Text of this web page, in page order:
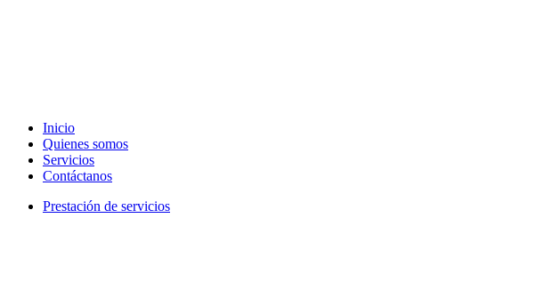
Inicio
Quienes somos
Servicios
Contáctanos
Prestación de servicios